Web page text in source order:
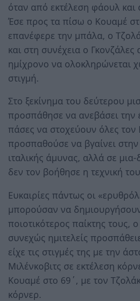
όταν από εκτέλεση φάουλ
Έσε προς τα πίσω ο Κουαμέ
επανέφερε την μπάλα, ο
και στη συνέχεια ο
ημίχρονο να ολοκληρώνεται
στιγμή.
Στο ξεκίνημα του δεύτερου
προσπάθησε να ανεβάσει την
πάσες να στοχεύουν όλες
προσπαθούσε να βγαίνει
ιταλικής άμυνας, αλλά σε
δεν τον βοήθησε η τεχνική
Ευκαιρίες πάντως οι
μπορούσαν να
ποιοτικότερος παίκτης τους,
συνεχώς ημιτελείς
είχε τις στιγμές της με την
Μιλένκοβιτς σε εκτέλεση
Κουαμέ στο 69΄, με τον
κόρνερ.